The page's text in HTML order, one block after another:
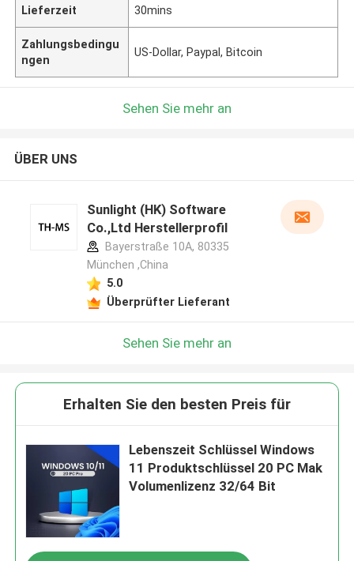
Lieferzeit 30mins
Zahlungsbedingu
ngen
US-Dollar, Paypal, Bitcoin
Sehen Sie mehr an
ÜBER UNS
Sunlight (HK) Software
Co.,Ltd Herstellerprofil
Bayerstraße 10A, 80335
München ,China
5.0
Überprüfter Lieferant
Sehen Sie mehr an
Erhalten Sie den besten Preis für
Lebenszeit Schlüssel Windows
11 Produktschlüssel 20 PC Mak
Volumenlizenz 32/64 Bit